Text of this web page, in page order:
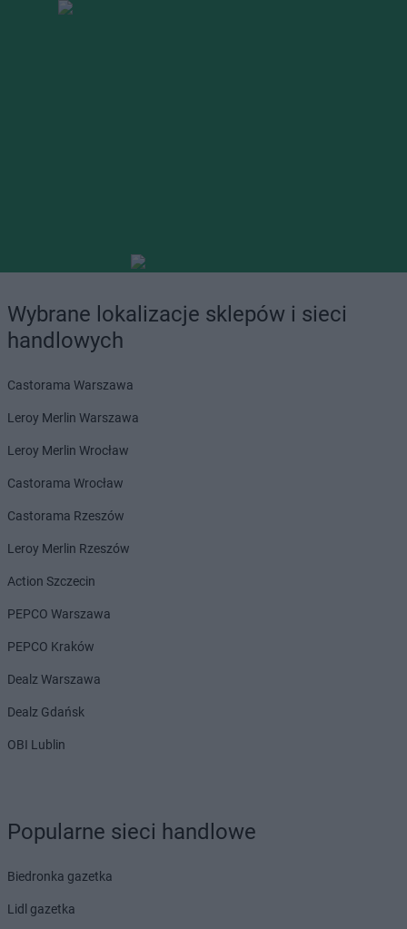
Wybrane lokalizacje sklepów i sieci
handlowych
Castorama Warszawa
Leroy Merlin Warszawa
Leroy Merlin Wrocław
Castorama Wrocław
Castorama Rzeszów
Leroy Merlin Rzeszów
Action Szczecin
PEPCO Warszawa
PEPCO Kraków
Dealz Warszawa
Dealz Gdańsk
OBI Lublin
Popularne sieci handlowe
Biedronka gazetka
Lidl gazetka